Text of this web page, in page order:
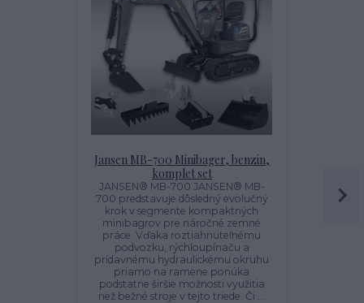
Jansen MB-700 Minibager, benzin,
komplet set
JANSEN® MB-700 JANSEN® MB-
700 predstavuje dôsledný evolučný
krok v segmente kompaktných
minibagrov pre náročné zemné
práce. Vďaka roztiahnuteľnému
podvozku, rýchloupínaču a
prídavnému hydraulickému okruhu
priamo na ramene ponúka
podstatne širšie možnosti využitia
než bežné stroje v tejto triede. Či ...
Toto